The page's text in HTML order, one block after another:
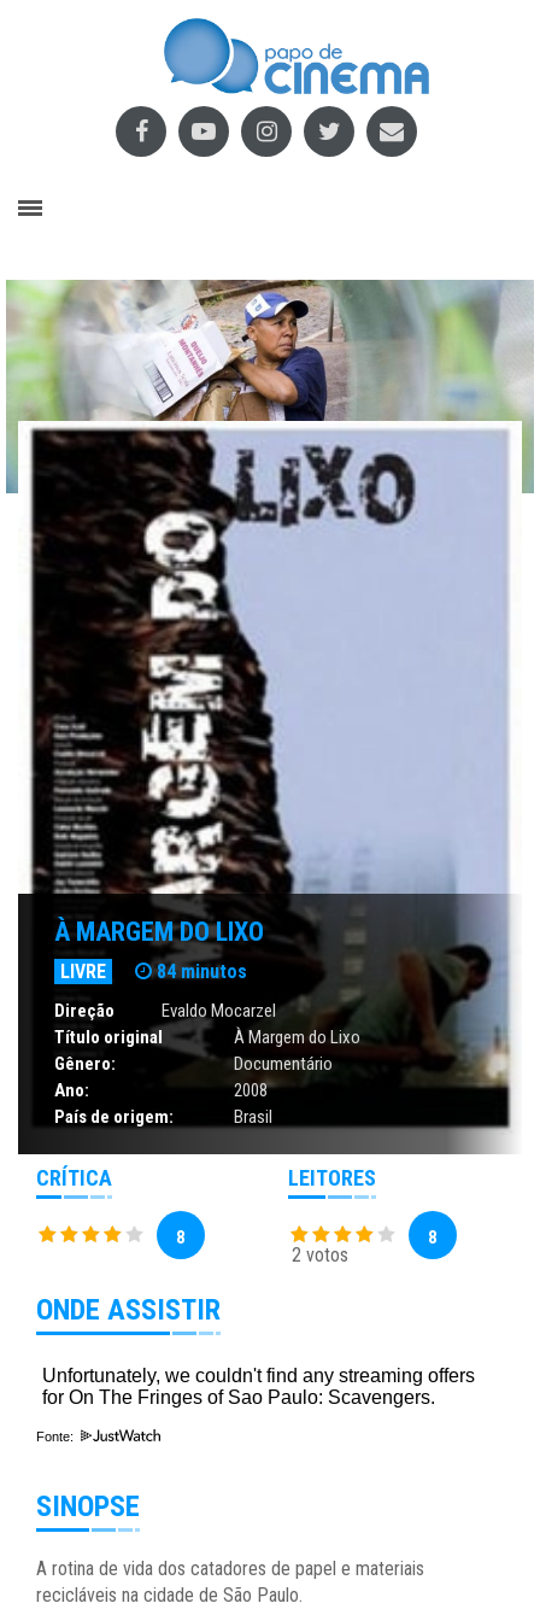
À MARGEM DO LIXO
LIVRE 84 minutos
Direção
Evaldo Mocarzel
Título original
À Margem do Lixo
Gênero:
Documentário
Ano:
2008
País de origem:
Brasil
CRÍTICA
8
LEITORES
2 votos
8
ONDE ASSISTIR
Fonte:
SINOPSE
A rotina de vida dos catadores de papel e materiais
recicláveis na cidade de São Paulo.